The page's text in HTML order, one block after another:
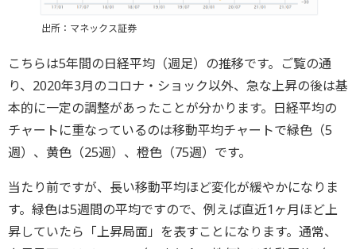
出所：マネックス証券
こちらは5年間の日経平均（週足）の推移です。ご覧の通
り、2020年3月のコロナ・ショック以外、急な上昇の後は基
本的に一定の調整があったことが分かります。日経平均の
チャートに重なっているのは移動平均チャートで緑色（5
週）、黄色（25週）、橙色（75週）です。
当たり前ですが、長い移動平均ほど変化が緩やかになりま
す。緑色は5週間の平均ですので、例えば直近1ヶ月ほど上
昇していたら「上昇局面」を表すことになります。通常、